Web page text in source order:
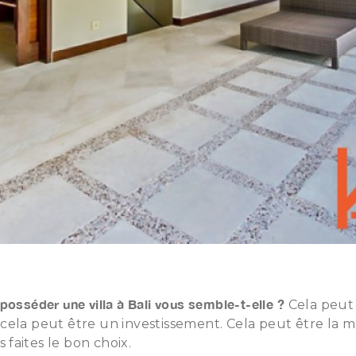
une villa à Bali vous semble-t-elle ? Cela
peut être un investissement. Cela peut être la
faites le bon choix.